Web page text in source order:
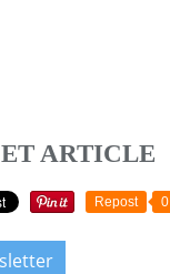
ARTICLE
Repost 0